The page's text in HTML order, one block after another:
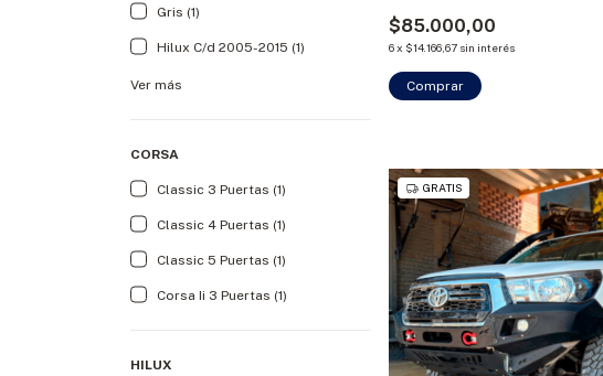
Gris (1)
Hilux C/d 2005-2015 (1)
Ver más
CORSA
Classic 3 Puertas (1)
Classic 4 Puertas (1)
Classic 5 Puertas (1)
Corsa Ii 3 Puertas (1)
HILUX
$85.000,00
6x $14.166,67 sin interés
GRATIS